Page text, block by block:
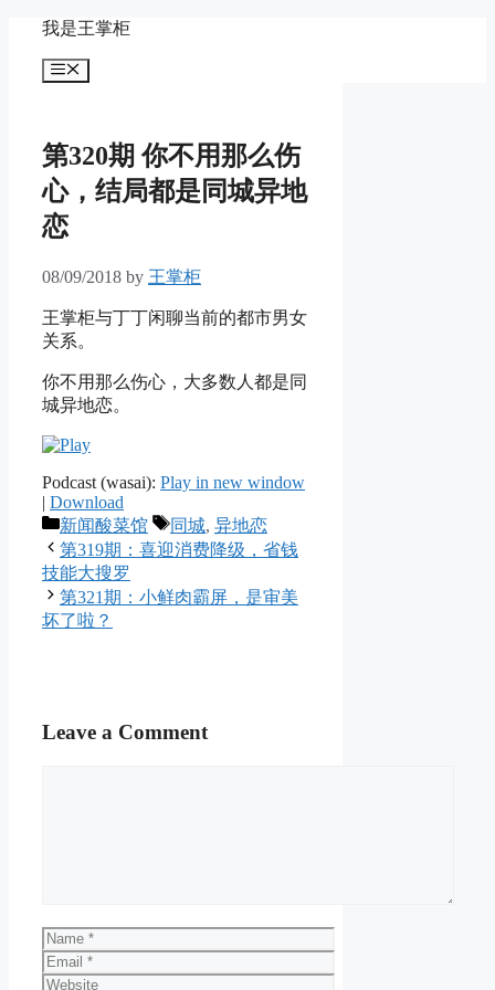
content
我是王掌柜
Menu
第320期 你不用那么伤
心，结局都是同城异地
恋
08/09/2018 by 王掌柜
王掌柜与丁丁闲聊当前的都市男女
关系。
你不用那么伤心，大多数人都是同
城异地恋。
Podcast (wasai): Play in new window
| Download
Categories
新闻酸菜馆 Tags
同城, 异地恋
第319期：喜迎消费降级，省钱
技能大搜罗
第321期：小鲜肉霸屏，是审美
坏了啦？
Leave a Comment
Name
Email
Website